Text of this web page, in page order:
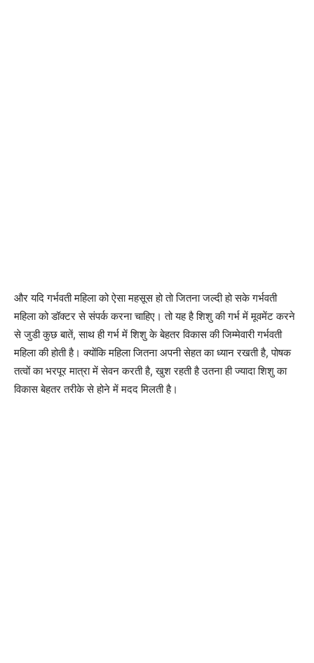
और यदि गर्भवती महिला को ऐसा महसूस हो तो जितना जल्दी हो सके गर्भवती
महिला को डॉक्टर से संपर्क करना चाहिए। तो यह है शिशु की गर्भ में मूवमेंट करने
से जुडी कुछ बातें, साथ ही गर्भ में शिशु के बेहतर विकास की जिम्मेवारी गर्भवती
महिला की होती है। क्योंकि महिला जितना अपनी सेहत का ध्यान रखती है, पोषक
तत्वों का भरपूर मात्रा में सेवन करती है, खुश रहती है उतना ही ज्यादा शिशु का
विकास बेहतर तरीके से होने में मदद मिलती है।